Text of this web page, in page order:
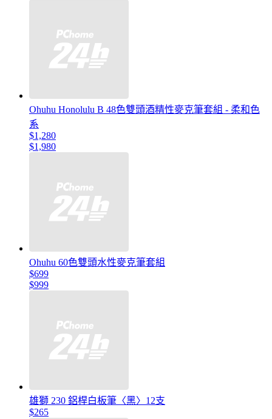
Ohuhu Honolulu B 48色雙頭酒精性麥克筆套組 - 柔和色
系
$1,280
$1,980
Ohuhu 60色雙頭水性麥克筆套組
$699
$999
雄獅 230 鋁桿白板筆〈黑〉12支
$265